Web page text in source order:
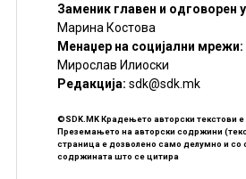
Заменик главен и одговорен
Марина Костова
Менаџер на социјални мрежи:
Мирослав Илиоски
Редакцијa: sdk@sdk.mk
©SDK.MK Крадењето авторски текстови е
Преземањето на авторски содржини
страница е дозволено само делумно и со
содржината што се цитира